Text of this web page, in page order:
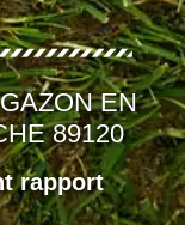
EN
89120
rapport